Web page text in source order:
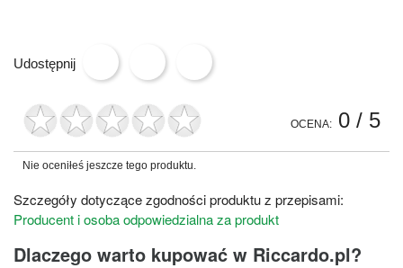
Udostępnij
OCENA: 0 / 5
Nie oceniłeś jeszcze tego produktu.
Szczegóły dotyczące zgodności produktu z przepisami:
Producent i osoba odpowiedzialna za produkt
Dlaczego warto kupować w Riccardo.pl?